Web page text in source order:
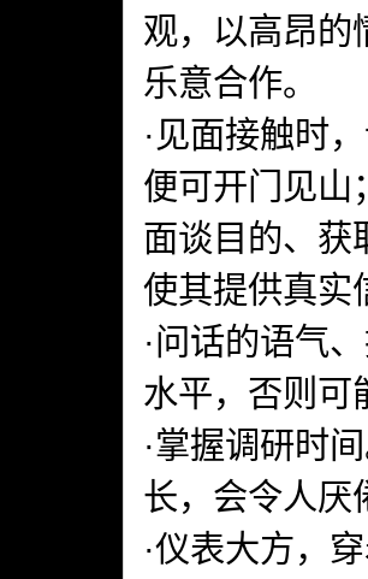
观，以高昂的
乐意合作。
·见面接触时
便可开门见山
面谈目的、获
使其提供真实
·问话的语气
水平，否则可
·掌握调研时
长，会令人厌
·仪表大方，